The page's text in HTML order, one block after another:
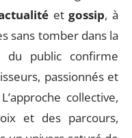
etgossip, à
sans tomber dans la
du public confirme
passionnés et
collective,
et des parcours,